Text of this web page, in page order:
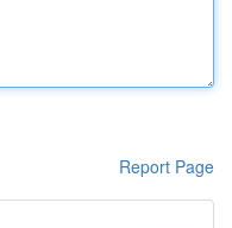
Report Page